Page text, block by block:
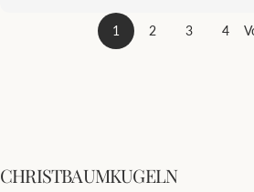
1 2 3 4
CHRISTBAUMKUGELN